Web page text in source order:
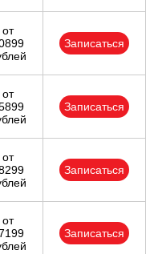
от
Записаться
от
Записаться
от
Записаться
от
Записаться